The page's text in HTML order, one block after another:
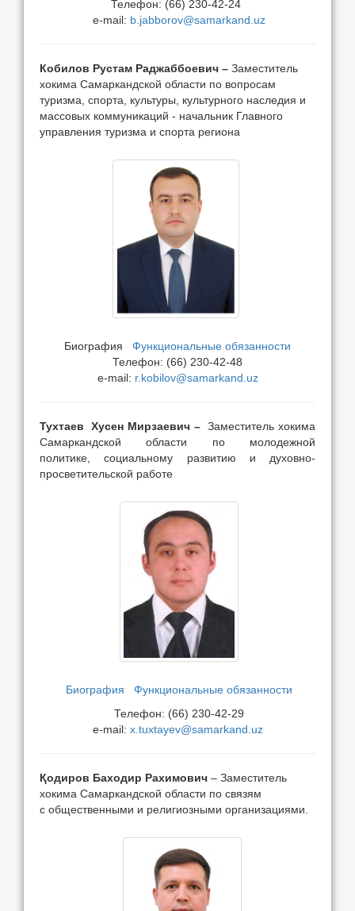
Телефон: (66) 230-42-24
e-mail: b.jabborov@samarkand.uz
Кобилов Рустам Раджаббоевич – Заместитель
хокима Самаркандской области по вопросам
туризма, спорта, культуры, культурного наследия и
массовых коммуникаций - начальник Главного
управления туризма и спорта региона
Биография Функциональные обязанности
Телефон: (66) 230-42-48
e-mail: r.kobilov@samarkand.uz
Тухтаев Хусен Мирзаевич – Заместитель хокима
Самаркандской области по молодежной
политике, социальному развитию и духовно-
просветительской работе
Биография
Функциональные обязанности
Телефон: (66) 230-42-29
e-mail: x.tuxtayev@samarkand.uz
Қодиров Баходир Рахимович – Заместитель
хокима Самаркандской области по связям
с общественными и религиозными организациями.